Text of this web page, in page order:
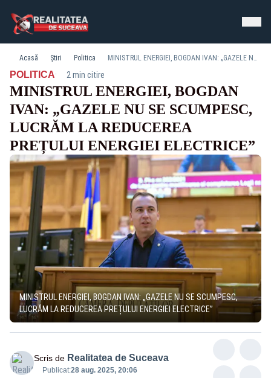
Acasă Știri Politica MINISTRUL ENERGIEI, BOGDAN IVAN: „GAZELE NU SE SCUMPESC, LUCRĂM LA REDUCEREA PREȚULUI ENERGIEI ELECTRICE”
POLITICA· 2 min citire
MINISTRUL ENERGIEI, BOGDAN
IVAN: „GAZELE NU SE SCUMPESC,
LUCRĂM LA REDUCEREA
PREȚULUI ENERGIEI ELECTRICE”
MINISTRUL ENERGIEI, BOGDAN IVAN: „GAZELE NU SE SCUMPESC,
LUCRĂM LA REDUCEREA PREȚULUI ENERGIEI ELECTRICE”
Scris de Realitatea de Suceava
Publicat:28 aug. 2025, 20:06